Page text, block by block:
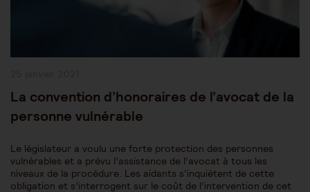
La convention d’honoraires de l’avocat de la
personne vulnérable
Le législateur a voulu une forte protection des personnes
vulnérables et a prévu l’assistance de l’avocat à tous les
niveaux de la procédure. Les aidants s’inquiètent de cette
obligation et s’interrogent sur le coût de l’intervention de cet